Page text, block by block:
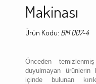
Makinası
Ürün Kodu: BM 007-4
Önceden
duyulmayan ürünlerin
içinde bulunan